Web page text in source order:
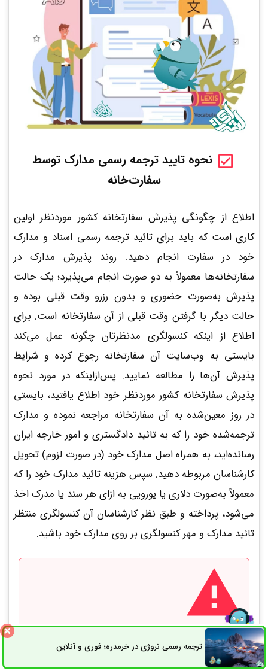
نحوه تایید ترجمه رسمی مدارک توسط
سفارت‌خانه
اطلاع از چگونگی پذیرش سفارتخانه کشور موردنظر اولین
کاری است که باید برای تائید ترجمه رسمی اسناد و مدارک
خود در سفارت انجام دهید. روند پذیرش مدارک در
سفارتخانه‌ها معمولاً به دو صورت انجام می‌پذیرد؛ یک حالت
پذیرش به‌صورت حضوری و بدون رزرو وقت قبلی بوده و
حالت دیگر با گرفتن وقت قبلی از آن سفارتخانه است. برای
اطلاع از اینکه کنسولگری مدنظرتان چگونه عمل می‌کند
بایستی به وب‌سایت آن سفارتخانه رجوع کرده و شرایط
پذیرش آن‌ها را مطالعه نمایید. پس‌ازاینکه در مورد نحوه
پذیرش سفارتخانه کشور موردنظر خود اطلاع یافتید، بایستی
در روز معین‌شده به آن سفارتخانه مراجعه نموده و مدارک
ترجمه‌شده خود را که به تائید دادگستری و امور خارجه ایران
رسانده‌اید، به همراه اصل مدارک خود (در صورت لزوم) تحویل
کارشناسان مربوطه دهید. سپس هزینه تائید مدارک خود را که
معمولاً به‌صورت دلاری یا یورویی به ازای هر سند یا مدرک اخذ
می‌شود، پرداخته و طبق نظر کارشناسان آن کنسولگری منتظر
تائید مدارک و مهر کنسولگری بر روی مدارک خود باشید.
نکته مهم:برای اخذ تائید ترجمه رسمی مدارک توسط
سفارت‌خانه‌ها باید قبل از مراجعه حتماً تاییدات
ترجمه رسمی نروژی در خرمدره؛ فوری و آنلاینثبت سفارش راه های ارتباطی